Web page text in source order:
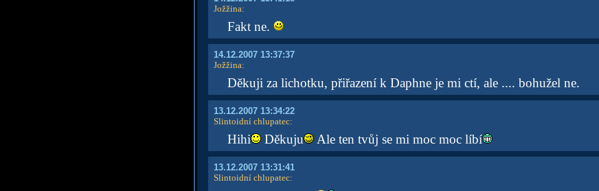
Jožžina:
Fakt ne.
14.12.2007 13:37:37
Jožžina:
Děkuji za lichotku, přiřazení k Daphne je mi ctí, ale .... bohužel ne.
13.12.2007 13:34:22
Slintoidní chlupatec:
Hihi Děkuju Ale ten tvůj se mi moc moc líbí
13.12.2007 13:31:41
Slintoidní chlupatec: